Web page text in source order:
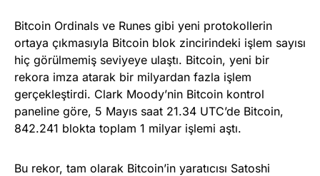
Bitcoin Ordinals ve Runes gibi yeni protokollerin
ortaya çıkmasıyla Bitcoin blok zincirindeki işlem sayısı
hiç görülmemiş seviyeye ulaştı. Bitcoin, yeni bir
rekora imza atarak bir milyardan fazla işlem
gerçekleştirdi. Clark Moody’nin Bitcoin kontrol
paneline göre, 5 Mayıs saat 21.34 UTC’de Bitcoin,
842.241 blokta toplam 1 milyar işlemi aştı.
Bu rekor, tam olarak Bitcoin’in yaratıcısı Satoshi